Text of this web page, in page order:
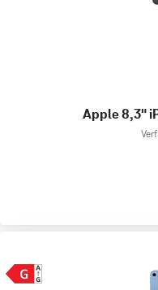
Apple 8,3"